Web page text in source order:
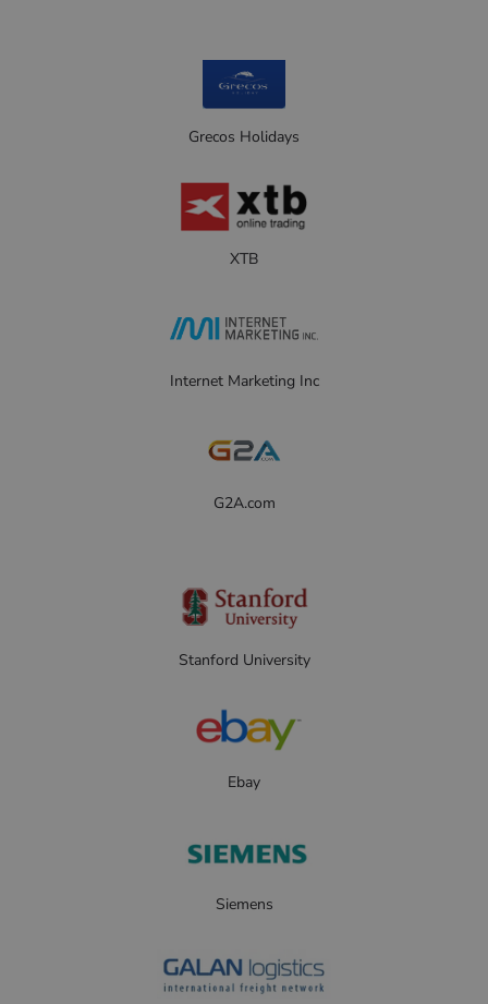
Grecos Holidays
XTB
Internet Marketing Inc
G2A.com
Stanford University
Ebay
Siemens